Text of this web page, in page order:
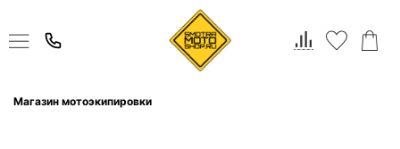
Магазин мотоэкипировки